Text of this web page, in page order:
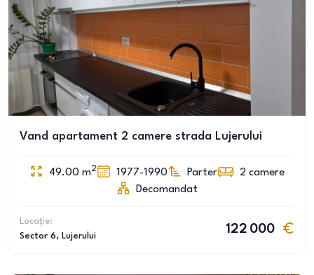
Vand apartament 2 camere strada Lujerului
49.00 m2 1977-1990 Parter 2 camere
Decomandat
Locație:
Sector 6, Lujerului
122 000